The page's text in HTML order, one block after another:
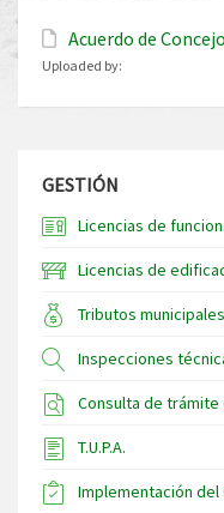
Acuerdo de
Uploaded by:
GESTIÓN
Licencias de
Licencias de
Tributos municipales
Inspecciones
Consulta de
T.U.P.A.
Implementación del